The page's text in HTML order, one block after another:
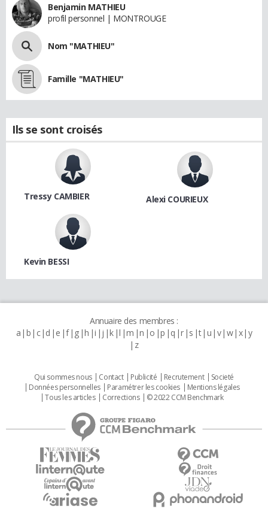
Benjamin MATHIEU
profil personnel | MONTROUGE
Nom "MATHIEU"
Famille "MATHIEU"
Ils se sont croisés
Tressy CAMBIER Alexi COURIEUX
Kevin BESSI
Annuaire des membres :
a b c d e f g h i j k l m n o p q r s t u v w x y
z
Qui sommes nous Contact Publicité Recrutement
Societé
Données personnelles
Paramétrer les cookies
Mentions légales
Tous les articles
Corrections © 2022 CCM Benchmark